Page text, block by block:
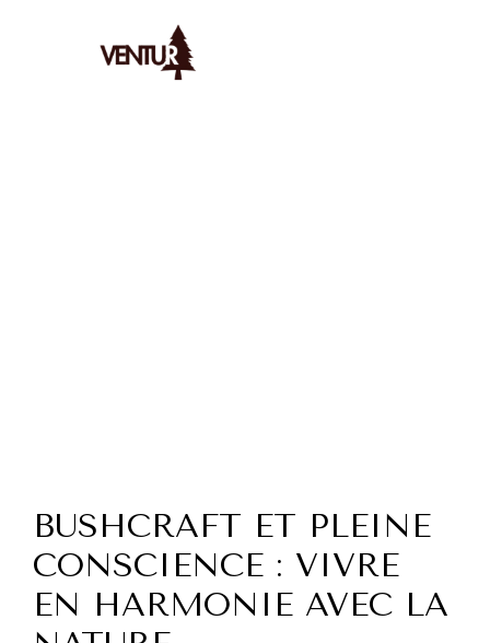
BUSHCRAFT ET PLEINE
CONSCIENCE : VIVRE
EN HARMONIE AVEC LA